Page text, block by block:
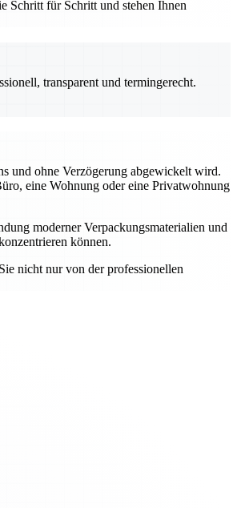
Schritt für Schritt und stehen Ihnen
transparent und termingerecht.
und ohne Verzögerung abgewickelt wird.
eine Wohnung oder eine Privatwohnung
moderner Verpackungsmaterialien und
können.
nicht nur von der professionellen